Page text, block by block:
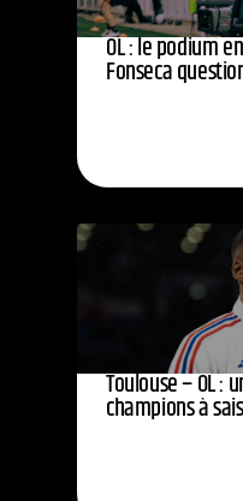
OL : le podium
Fonseca
Toulouse – OL :
champions à